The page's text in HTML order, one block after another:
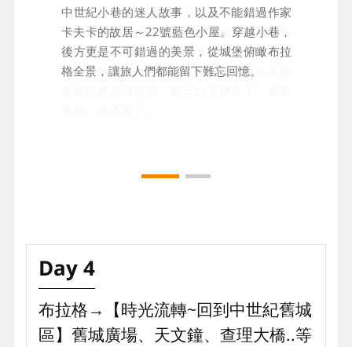
一定要搭一趟伏爾他瓦河遊船，悠遊心臟地
帶，近距離欣賞壯麗的布拉格城堡、浪漫的
查理大橋，兩岸建築從哥德式建築、文藝復
興、巴洛克、到超現代主義等，搭配高高低
中世紀小巷的迷人故事，以及不能錯過作家
卡夫卡的故居～22號藍色小屋。穿越小巷，
後方更是不可錯過的美景，從城堡俯瞰布拉
格全景，讓旅人們都能留下難忘回憶。
Day 4
布拉格→【時光流轉~回到中世紀舊城
區】舊城廣場、天文鐘、查理大橋..等